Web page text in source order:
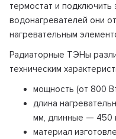
термостат и
водонагревателей они
нагревательным
Радиаторные ТЭНы
техническим
мощность (от 800
длина
мм, длинные — 450
материал